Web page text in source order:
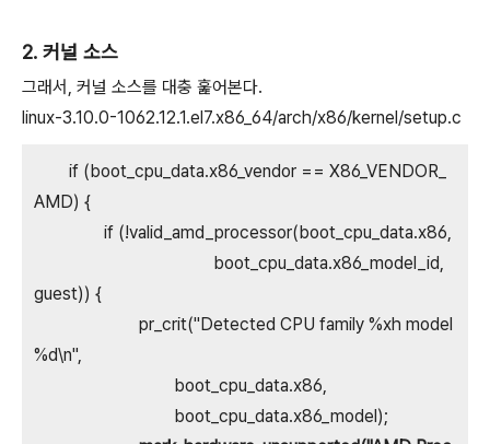
2. 커널 소스
그래서, 커널 소스를 대충 훑어본다.
linux-3.10.0-1062.12.1.el7.x86_64/arch/x86/kernel/setup.c
if (boot_cpu_data.x86_vendor == X86_VENDOR_
AMD) {
if (!valid_amd_processor(boot_cpu_data.x86,
boot_cpu_data.x86_model_id,
guest)) {
pr_crit("Detected CPU family %xh model
%d\n",
boot_cpu_data.x86,
boot_cpu_data.x86_model);